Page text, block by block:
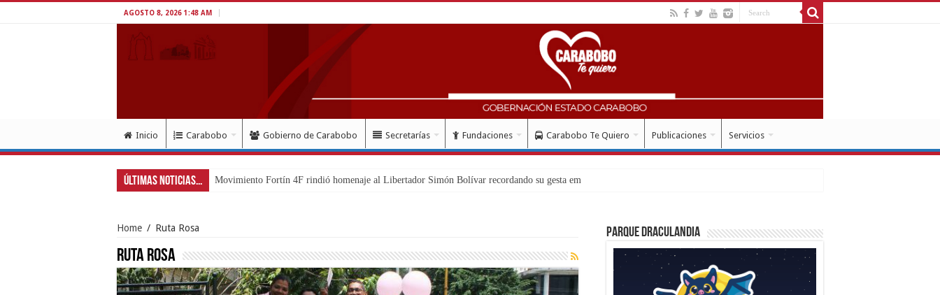
AGOSTO 8, 2026 1:48 AM
Inicio Carabobo Gobierno de Carabobo Secretarías Fundaciones Carabobo Te Quiero Publicaciones Servicios
Últimas Noticias... Exitoso despliegue de salud con instalaci
Home / Ruta Rosa
Ruta Rosa
Parque Draculandia